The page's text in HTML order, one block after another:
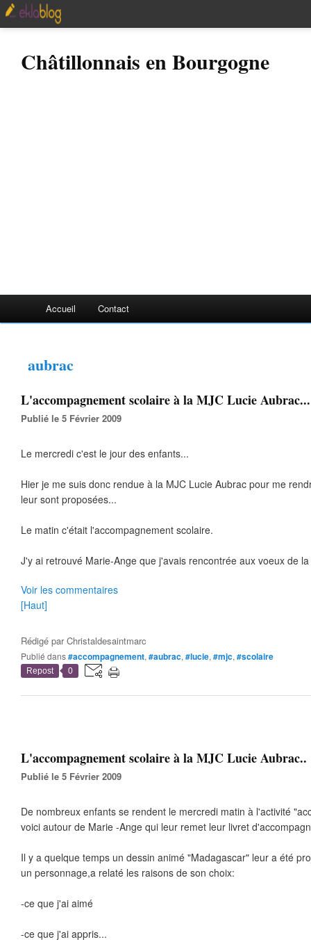
Châtillonnais en Bourgogne
Accueil Contact
aubrac
L'accompagnement scolaire à la MJC Lucie Aubrac...
Publié le 5 Février 2009
Le mercredi c'est le jour des enfants...
Hier je me suis donc rendue à la MJC Lucie Aubrac pour me
leur sont proposées...
Le matin c'était l'accompagnement scolaire.
J'y ai retrouvé Marie-Ange que j'avais rencontrée aux voeux de
Voir les commentaires
[Haut]
Rédigé parChristaldesaintmarc
Publié dans#accompagnement, #aubrac, #lucie, #mjc, #scolaire
Repost 0
L'accompagnement scolaire à la MJC Lucie Aubrac..
Publié le 5 Février 2009
De nombreux enfants se rendent le mercredi matin à l'activité
voici autour de Marie -Ange qui leur remet leur livret
Il y a quelque temps un dessin animé "Madagascar" leur a été
un personnage,a relaté les raisons de son choix:
-ce que j'ai aimé
-ce que j'ai appris...